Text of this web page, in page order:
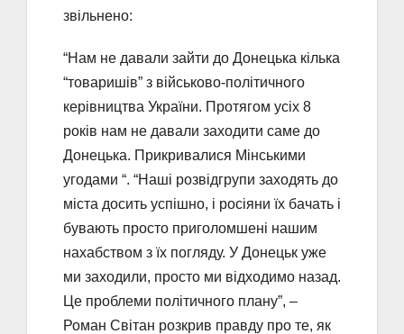
звільнено:
“Нам не давали зайти до Донецька кілька
“товаришів” з військово-політичного
керівництва України. Протягом усіх 8
років нам не давали заходити саме до
Донецька. Прикривалися Мінськими
угодами “. “Наші розвідгрупи заходять до
міста досить успішно, і росіяни їх бачать і
бувають просто приголомшені нашим
нахабством з їх погляду. У Донецьк уже
ми заходили, просто ми відходимо назад.
Це проблеми політичного плану”, –
Роман Світан розкрив правду про те, як